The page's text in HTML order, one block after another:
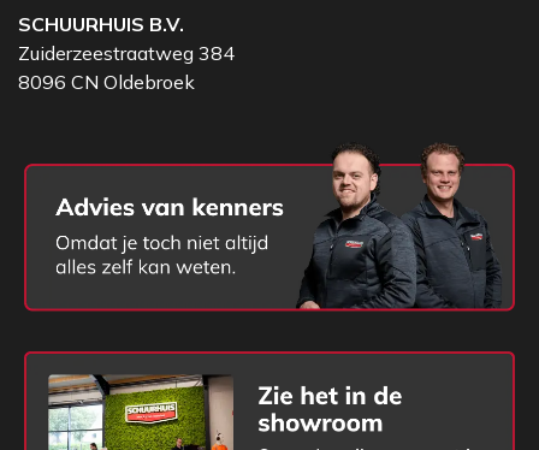
SCHUURHUIS B.V.
Zuiderzeestraatweg 384
8096 CN Oldebroek